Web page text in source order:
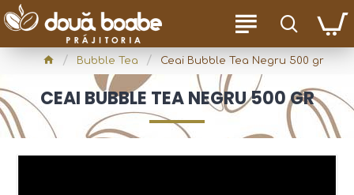
Bubble Tea Ceai Bubble Tea Negru 500 gr
CEAI BUBBLE TEA NEGRU 500 GR